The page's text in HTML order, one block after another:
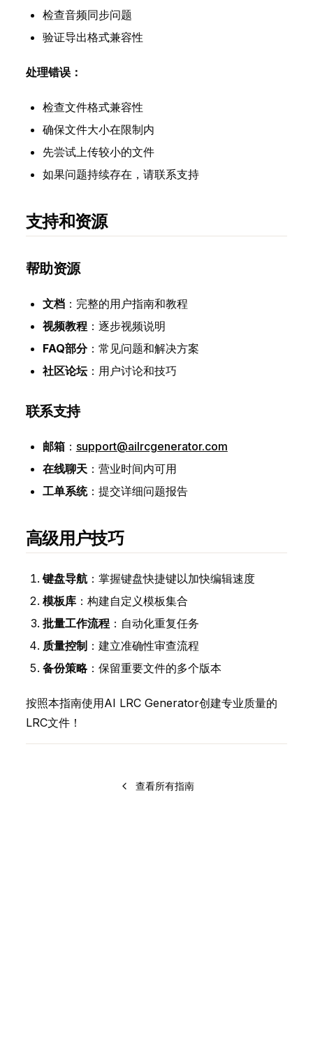
检查音频同步问题
验证导出格式兼容性
处理错误：
检查文件格式兼容性
确保文件大小在限制内
先尝试上传较小的文件
如果问题持续存在，请联系支持
支持和资源
帮助资源
文档：完整的用户指南和教程
视频教程：逐步视频说明
FAQ部分：常见问题和解决方案
社区论坛：用户讨论和技巧
联系支持
邮箱： support@ailrcgenerator.com
在线聊天：营业时间内可用
工单系统：提交详细问题报告
高级用户技巧
键盘导航：掌握键盘快捷键以加快编辑速度
模板库：构建自定义模板集合
批量工作流程：自动化重复任务
质量控制 ：建立准确性审查流程
备份策略：保留重要文件的多个版本
按照本指南使用AI LRC Generator创建专业质量的
LRC文件！
查看所有指南